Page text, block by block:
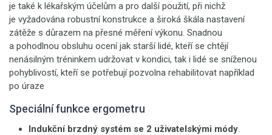
je také k lékařským účelům a pro další použití, při nichž
je vyžadována robustní konstrukce a široká škála nastavení
zátěže s důrazem na přesné měření výkonu. Snadnou
a pohodlnou obsluhu ocení jak starší lidé, kteří se chtějí
nenásilným tréninkem udržovat v kondici, tak i lidé se sníženou
pohyblivostí, kteří se potřebují pozvolna rehabilitovat například
po úraze
Speciální funkce ergometru
Indukční brzdný systém se 2 uživatelskými módy.